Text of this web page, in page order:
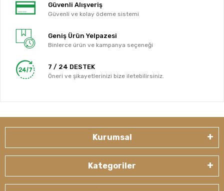
Güvenli Alışveriş
Güvenli ve kolay ödeme sistemi
Geniş Ürün Yelpazesi
Binlerce ürün ve kampanya seçeneği
7 / 24 DESTEK
Öneri ve şikayetlerinizi bize iletebilirsiniz.
Kurumsal
Kategoriler